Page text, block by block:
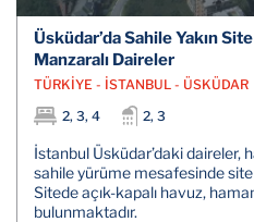
Üsküdar’da Sahile Yakın
Manzaralı Daireler
TÜRKİYE - İSTANBUL - ÜSKÜDAR
2, 3, 4
2, 3
İstanbul Üsküdar’daki daireler,
sahile yürüme mesafesinde
Sitede açık-kapalı havuz,
bulunmaktadır.